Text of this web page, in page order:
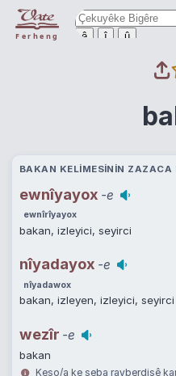
Ferheng ê î û
BAKAN KELIMESININ ZAZACA
ewnîyayox -e
ewnîrîyayox
bakan, izleyici, seyirci
nîyadayox -e
nîyadawox
bakan, izleyen, izleyici, seyirci
wezîr -e
bakan
Keso/a ke seba rayberdişê